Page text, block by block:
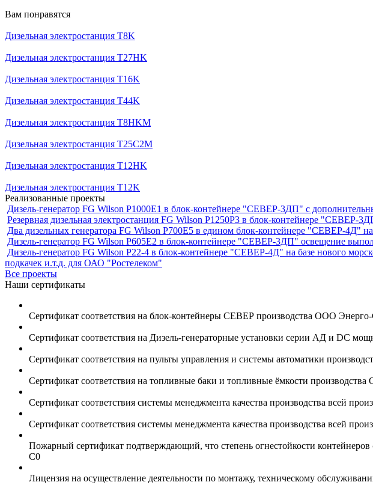
Вам понравятся
Дизельная электростанция T8K
Дизельная электростанция T27HK
Дизельная электростанция T16K
Дизельная электростанция T44K
Дизельная электростанция T8HKM
Дизельная электростанция T25C2M
Дизельная электростанция T12HK
Дизельная электростанция T12K
Реализованные проекты
Дизель-генератор FG Wilson P1000E1 в блок-контейнере "СЕВЕР-3ДП" с
Резервная дизельная электростанция FG Wilson P1250Р3 в блок-контейнере
Два дизельных генератора FG Wilson P700E5 в едином блок-контейнере "СЕВЕР-4Д"
Дизель-генератор FG Wilson P605Е2 в блок-контейнере "СЕВЕР-3ДП" освещение
Дизель-генератор FG Wilson P22-4 в блок-контейнере "СЕВЕР-4Д" на базе нового
подкачек и.т.д. для ОАО "Ростелеком"
Все проекты
Наши сертификаты
Сертификат соответствия на блок-контейнеры СЕВЕР производства ООО Энерго-
Сертификат соответствия на Дизель-генераторные установки серии АД и DC
Сертификат соответствия на пульты управления и системы автоматики
Сертификат соответствия на топливные баки и топливные ёмкости
Сертификат соответствия системы менеджмента качества производства всей
Сертификат соответствия системы менеджмента качества производства всей
Пожарный сертификат подтверждающий, что степень огнестойкости
С0
Лицензия на осуществление деятельности по монтажу, техническому